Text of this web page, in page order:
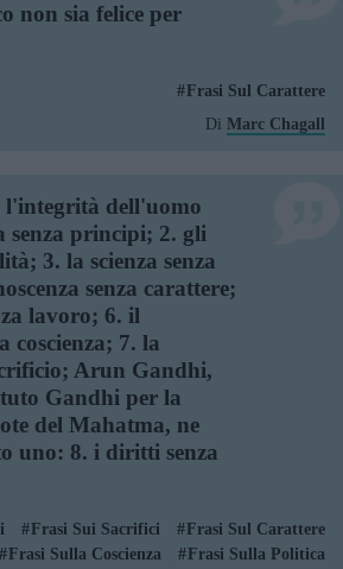
non sia felice per
Frasi Sul Carattere
Di Marc Chagall
l'integrità dell'uomo
senza principi; 2. gli
3. la scienza senza
senza carattere;
lavoro; 6. il
coscienza; 7. la
Arun Gandhi,
Gandhi per la
del Mahatma, ne
uno: 8. i diritti senza
Frasi Sui Sacrifici
Frasi Sul Carattere
Frasi Sulla Coscienza
Frasi Sulla Politica